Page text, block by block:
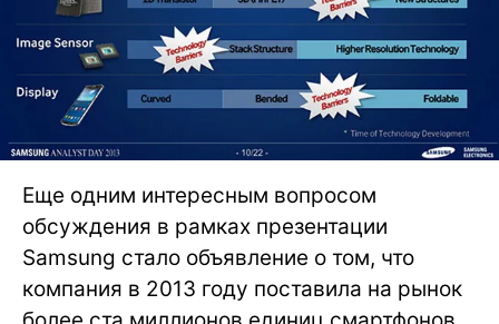
Еще одним интересным вопросом
обсуждения в рамках презентации
Samsung стало объявление о том, что
компания в 2013 году поставила на рынок